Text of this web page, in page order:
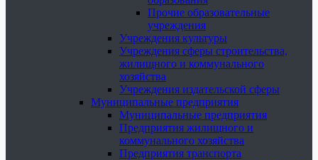
Прочие образовательные
учреждения
Учреждения культуры
Учреждения сферы строительства,
жилищного и коммунального
хозяйства
Учреждения издательской сферы
Муниципальные предприятия
Муниципальные предприятия
Предприятия жилищного и
коммунального хозяйства
Предприятия транспорта